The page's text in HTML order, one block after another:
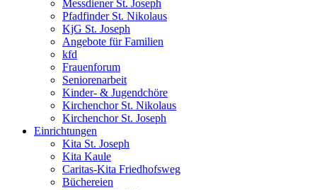
Messdiener St. Joseph
Pfadfinder St. Nikolaus
KjG St. Joseph
Angebote für Familien
kfd
Frauenforum
Seniorenarbeit
Kinder- & Jugendchöre
Kirchenchor St. Nikolaus
Kirchenchor St. Joseph
Einrichtungen
Kita St. Joseph
Kita Kaule
Caritas-Kita Friedhofsweg
Büchereien